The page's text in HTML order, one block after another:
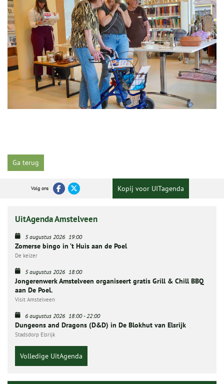
Ga terug
Volg ons Kopij voor UITagenda
UitAgenda Amstelveen
5 augustus 2026 19:00
Zomerse bingo in ’t Huis aan de Poel
De keizer
5 augustus 2026 18:00
Jongerenwerk Amstelveen organiseert gratis Grill & Chill BBQ
aan De Poel.
Visit Amstelveen
6 augustus 2026 18:00- 22:00
Dungeons and Dragons (D&D) in De Blokhut van Elsrijk
Stadsdorp Elsrijk
Volledige UitAgenda